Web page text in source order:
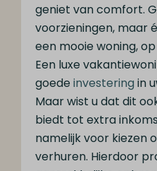
geniet van comfort.
voorzieningen, maar
een mooie woning,
Een luxe
goedeinvesteringin
Maar wist u dat dit
biedt tot extra
namelijk voor kiezen
verhuren. Hierdoor